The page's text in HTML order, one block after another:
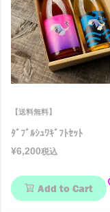
【送料無料】
ﾀﾞﾌﾞﾙｼｭﾜｷﾞﾌﾄｾｯﾄ
¥6,200税込
Add to Cart